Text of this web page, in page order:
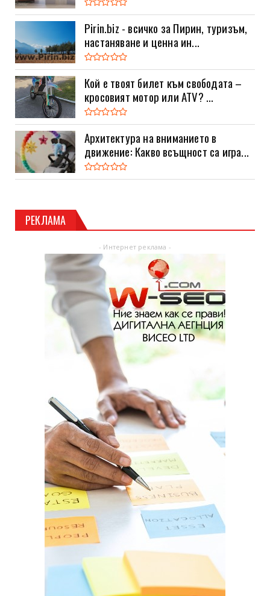
Pirin.biz - всичко за Пирин, туризъм,
настаняване и ценна ин...
Кой е твоят билет към свободата –
кросовият мотор или ATV? ...
Архитектура на вниманието в
движение: Какво всъщност са игра...
РЕКЛАМА
- Интернет реклама -